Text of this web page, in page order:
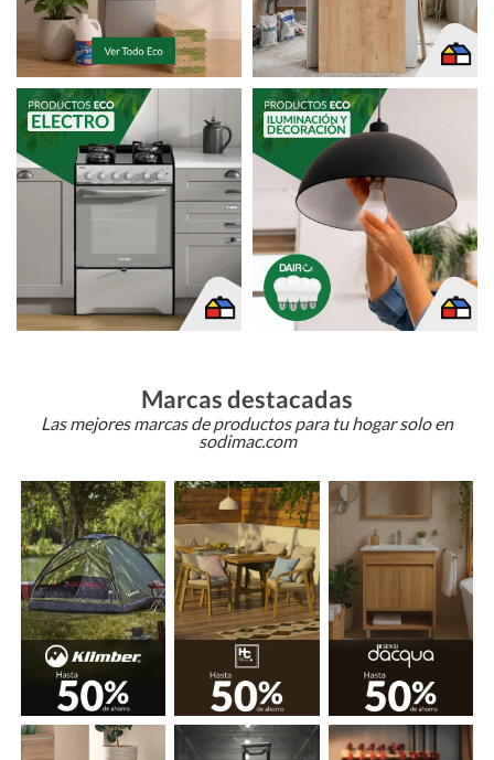
Marcas destacadas
Las mejores marcas de productos para tu hogar solo en
sodimac.com